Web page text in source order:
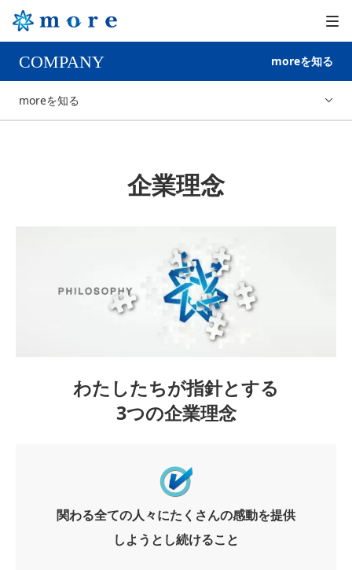
COMPANY moreを知る
moreを知る
企業理念
わたしたちが指針とする
3つの企業理念
関わる全ての人々にたくさんの感動を提供
しようとし続けること